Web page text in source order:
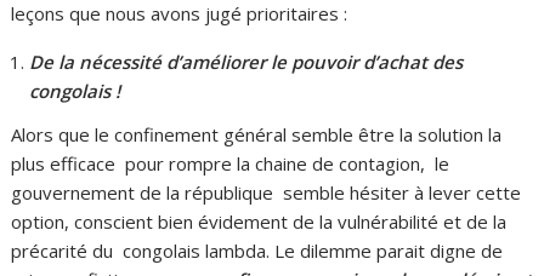
leçons que nous avons jugé prioritaires :
De la nécessité d’améliorer le pouvoir d’achat des
congolais !
Alors que le confinement général semble être la solution la
plus efficace pour rompre la chaine de contagion, le
gouvernement de la république semble hésiter à lever cette
option, conscient bien évidement de la vulnérabilité et de la
précarité du congolais lambda. Le dilemme parait digne de